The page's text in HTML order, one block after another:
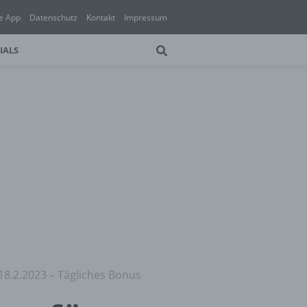
App Datenschutz Kontakt Impressum
– Tägliches Bonus